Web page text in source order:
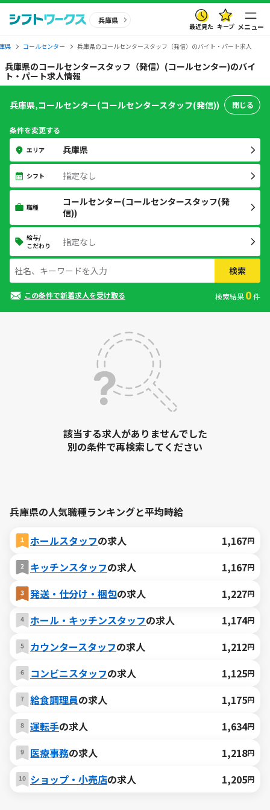
兵庫県
最近見た キープ メニュー
県 コールセンター 兵庫県のコールセンタースタッフ（発信）のバイト・パート求人
兵庫県のコールセンタースタッフ（発信）(コールセンター)のバイ
ト・パート求人情報
該当する求人がありませんでした
別の条件で再検索してください
兵庫県,コールセンター(コールセンタースタッフ(発信)) 閉じる
条件を変更する
エリア 兵庫県
シフト 指定なし
職種
コールセンター(コールセンタースタッフ(発
信))
給与/
こだわり
指定なし
検索
この条件で新着求人を受け取る 検索結果0件
兵庫県の人気職種ランキングと平均時給
ホールスタッフの求人 1,167円
キッチンスタッフの求人 1,167円
発送・仕分け・梱包の求人 1,227円
ホール・キッチンスタッフの求人 1,174円
カウンタースタッフの求人 1,212円
コンビニスタッフの求人 1,125円
給食調理員の求人 1,175円
運転手の求人 1,634円
医療事務の求人 1,218円
ショップ・小売店の求人 1,205円